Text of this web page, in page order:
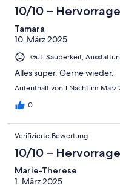
10/10 –
Tamara
10. März 2025
Gut: Sauberkeit,
Alles super. Gerne wieder.
Aufenthalt von 1 Nacht im März
0
Verifizierte Bewertung
10/10 –
Marie-Therese
1. März 2025